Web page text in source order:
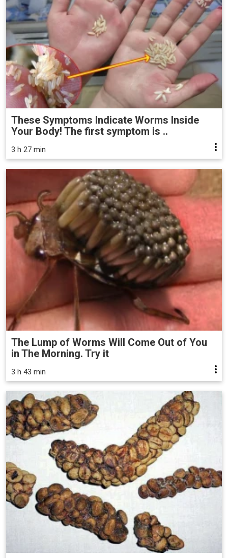
These Symptoms Indicate Worms Inside
Your Body! The first symptom is ..
3 h 27 min
The Lump of Worms Will Come Out of You
in The Morning. Try it
3 h 43 min